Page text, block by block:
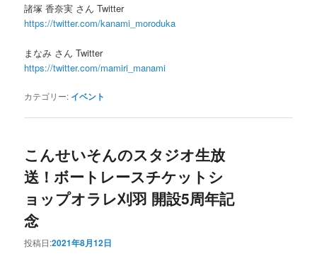
諸塚 香奈実 さん Twitter
https://twitter.com/kanami_moroduka
まなみ さん Twitter
https://twitter.com/mamiri_manami
カテゴリー: イベント
こんせいそんのスタジオ生放
送！ボートレースチケットシ
ョップオラレ刈羽 開設5周年記
念
投稿日:2021年8月12日